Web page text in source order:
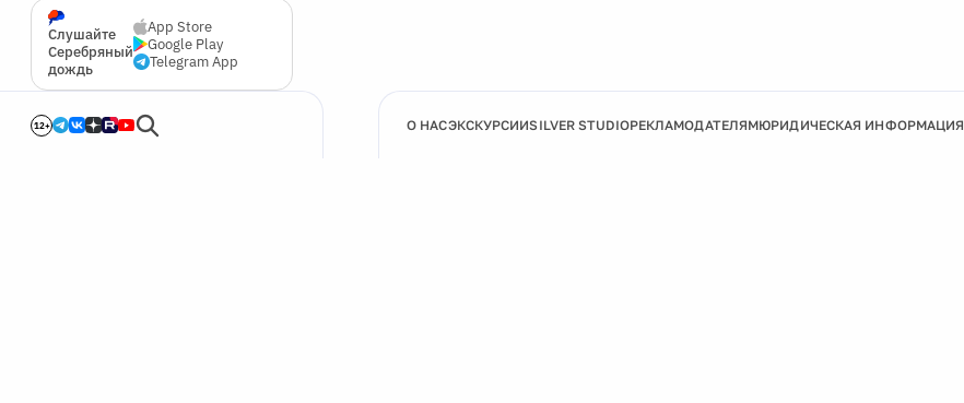
Слушайте
Серебряный
дождь
App Store
Google Play
Telegram App
12+ О НАСЭКСКУРСИИSILVER STUDIOРЕКЛАМОДАТЕЛЯМЮРИДИЧЕСКАЯ ИНФОРМАЦИЯ